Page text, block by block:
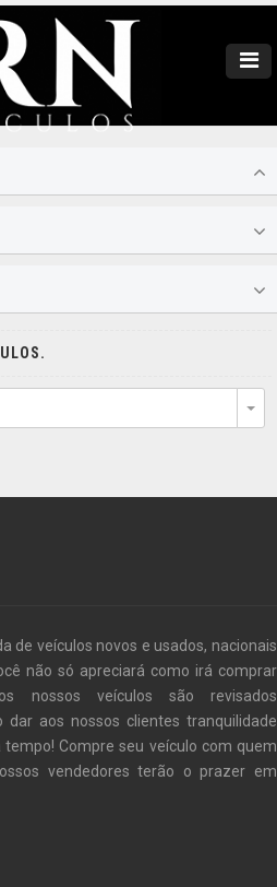
de veículos novos e usados, nacionais
não só apreciará como irá comprar
nossos veículos são revisados
dar aos nossos clientes tranquilidade
Compre seu veículo com quem
vendedores terão o prazer em